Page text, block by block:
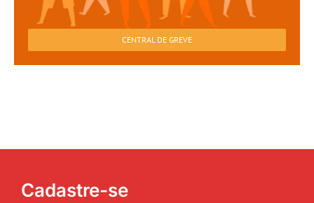
CENTRAL DE GREVE
Cadastre-se